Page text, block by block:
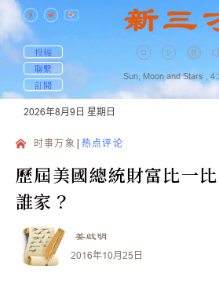
投稿
聯繫
訂閱
Sun, Moon and Stars ,
2026年8月9日 星期日
时事万象 热点评论
歷屆美國總統財富比一
誰家？
姜啟明
2016年10月25日